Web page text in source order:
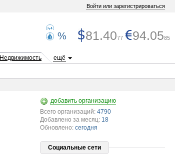
Войти или зарегистрироваться
% 81.4077 94.0585
Недвижимость ещё
добавить организацию
Всего организаций: 4790
Добавлено за месяц: 18
Обновлено: сегодня
Социальные сети